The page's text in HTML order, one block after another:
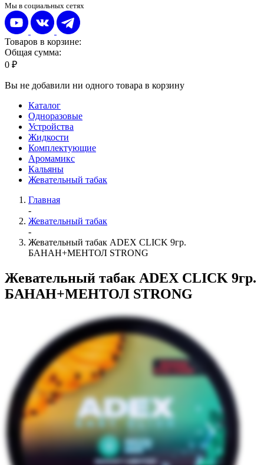
Мы в социальных сетях
Товаров в корзине:
Общая сумма:
0 ₽
Вы не добавили ни одного товара в корзину
Каталог
Одноразовые
Устройства
Жидкости
Комплектующие
Аромамикс
Кальяны
Жевательный табак
Главная
-
Жевательный табак
-
Жевательный табак ADEX CLICK 9гр.
БАНАН+МЕНТОЛ STRONG
Жевательный табак ADEX CLICK 9гр.
БАНАН+МЕНТОЛ STRONG